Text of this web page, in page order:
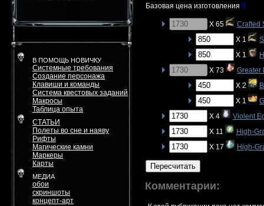
В ПОМОЩЬ НОВИЧКУ
Системные требования
Создание персонажа
Клавиши и команды
Система квестовых заданий
Макросы
Таблица опыта
СТАТЬИ
Полеты во сне и наяву
Рифты
Магические камни
Маркеры
Карты
МЕДИА
обои
скриншоты
концепт-арт
Базовая цена изготовления 0
X 65
Crafted
X 1
X 1
X 73
Greater
X 2
X 1
X 4
Violent
X 11
High-
X 17
High-
Пересчитать
Комментарии: